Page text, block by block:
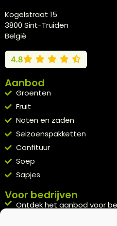
Kogelstraat 15
3800 Sint-Truiden
België
4.8
Aanbod
Groenten
Fruit
Noten en zaden
Seizoenspakketten
Confituur
Soep
Sapjes
Voor bedrijven
Ontdek het aanbod voor